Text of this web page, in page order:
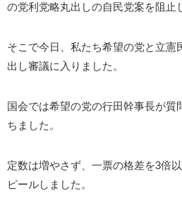
の党利党略丸出しの自民党案を阻止
そこで今日、私たち希望の党と立憲
出し審議に入りました。
国会では希望の党の行田幹事長が質
ちました。
定数は増やさず、一票の格差を3倍
ピールしました。